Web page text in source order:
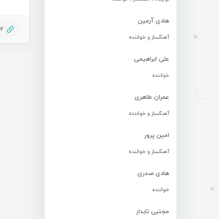
هادی آرمین
آهنگساز و خواننده
علی ابراهیمی
خواننده
عمران طاهری
آهنگساز و خواننده
امین پرور
آهنگساز و خواننده
هادی صدری
خواننده
مجتبی تابدار